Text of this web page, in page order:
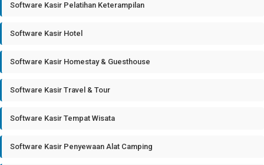
Software Kasir Pelatihan Keterampilan
Software Kasir Hotel
Software Kasir Homestay & Guesthouse
Software Kasir Travel & Tour
Software Kasir Tempat Wisata
Software Kasir Penyewaan Alat Camping